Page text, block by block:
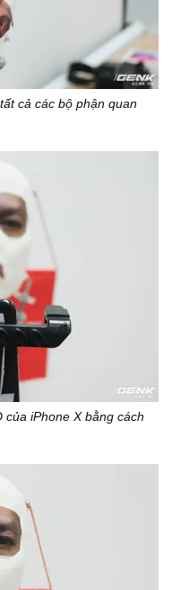
cả các bộ phận quan
iPhone X bằng cách